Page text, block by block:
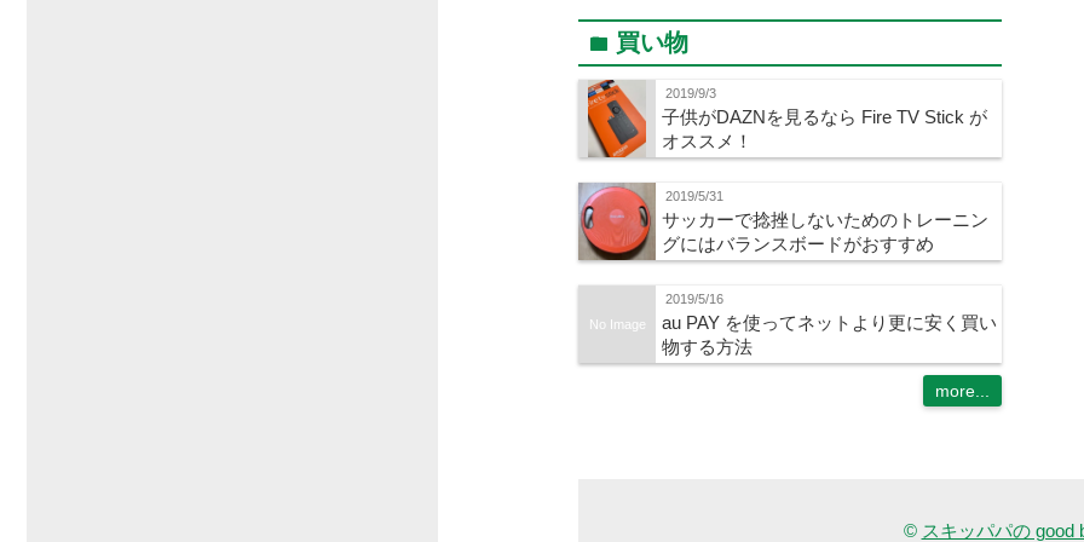
folder 買い物
2019/9/3
子供がDAZNを見るなら Fire TV Stick が
オススメ！
2019/5/31
サッカーで捻挫しないためのトレーニン
グにはバランスボードがおすすめ
No Image
2019/5/16
au PAY を使ってネットより更に安く買い
物する方法
more...
© スキッパパの good